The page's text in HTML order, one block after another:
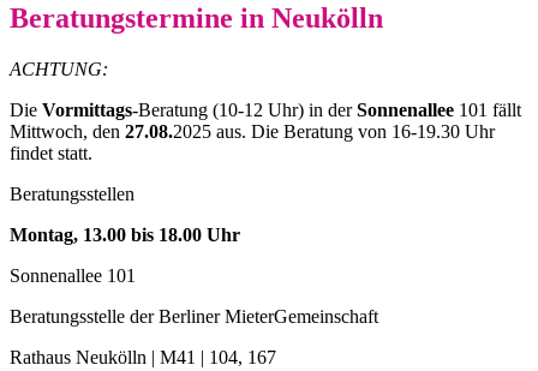
Beratungstermine in Neukölln
ACHTUNG:
Die Vormittags-Beratung (10-12 Uhr) in derSonnenallee 101 fällt
Mittwoch, den 27.08.2025 aus. Die Beratung von 16-19.30 Uhr
findet statt.
Beratungsstellen
Montag, 13.00 bis 18.00 Uhr
Sonnenallee 101
Beratungsstelle der Berliner MieterGemeinschaft
Rathaus Neukölln | M41 | 104, 167